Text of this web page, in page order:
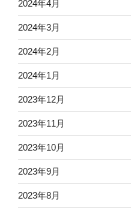
2024年4月
2024年3月
2024年2月
2024年1月
2023年12月
2023年11月
2023年10月
2023年9月
2023年8月